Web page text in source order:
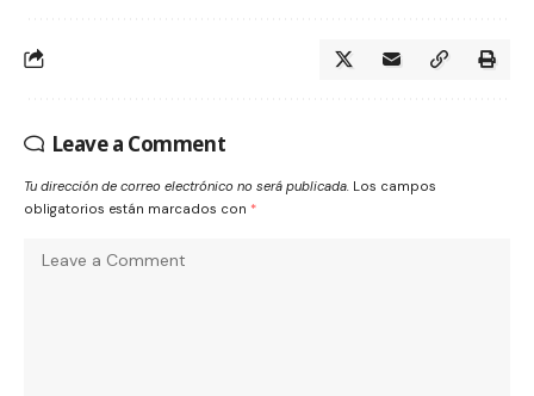
Leave a Comment
Tu dirección de correo electrónico no será publicada. Los campos
obligatorios están marcados con *